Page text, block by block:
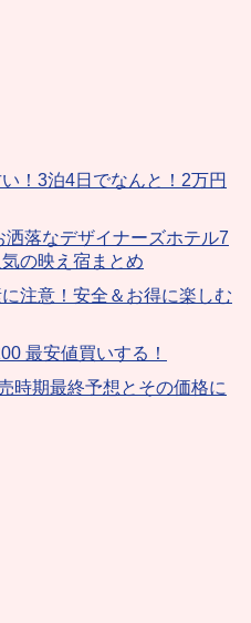
！3泊4日でなんと！2万円
洒落なデザイナーズホテル7
の映え宿まとめ
注意！安全＆お得に楽しむ
最安値買いする！
時期最終予想とその価格に